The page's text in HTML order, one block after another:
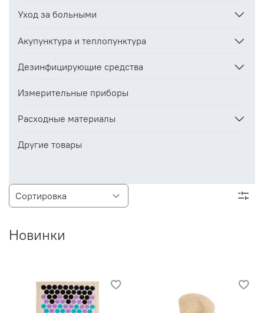
Новинки
Уход за больными
Акупунктура и теплопунктура
Дезинфицирующие средства
Измерительные приборы
Расходные материалы
Другие товары